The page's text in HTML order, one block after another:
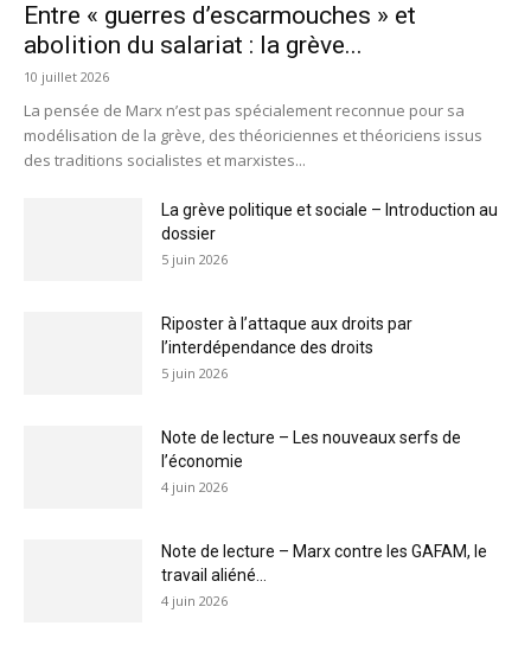
Entre « guerres d’escarmouches » et
abolition du salariat : la grève...
10 juillet 2026
La pensée de Marx n’est pas spécialement reconnue pour sa
modélisation de la grève, des théoriciennes et théoriciens issus
des traditions socialistes et marxistes...
La grève politique et sociale – Introduction au
dossier
5 juin 2026
Riposter à l’attaque aux droits par
l’interdépendance des droits
5 juin 2026
Note de lecture – Les nouveaux serfs de
l’économie
4 juin 2026
Note de lecture – Marx contre les GAFAM, le
travail aliéné...
4 juin 2026